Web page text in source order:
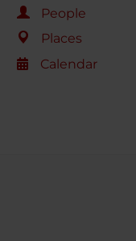
People
Places
Calendar